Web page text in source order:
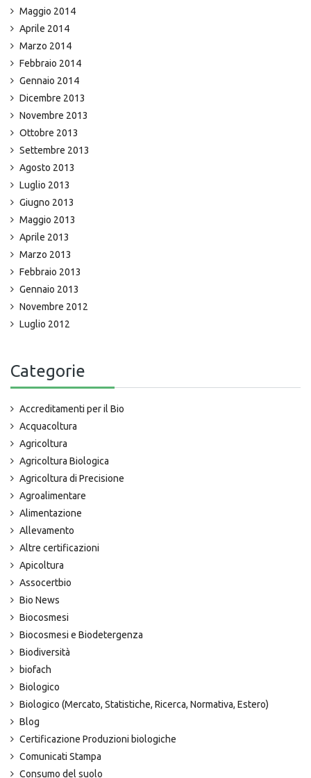
Maggio 2014
Aprile 2014
Marzo 2014
Febbraio 2014
Gennaio 2014
Dicembre 2013
Novembre 2013
Ottobre 2013
Settembre 2013
Agosto 2013
Luglio 2013
Giugno 2013
Maggio 2013
Aprile 2013
Marzo 2013
Febbraio 2013
Gennaio 2013
Novembre 2012
Luglio 2012
Categorie
Accreditamenti per il Bio
Acquacoltura
Agricoltura
Agricoltura Biologica
Agricoltura di Precisione
Agroalimentare
Alimentazione
Allevamento
Altre certificazioni
Apicoltura
Assocertbio
Bio News
Biocosmesi
Biocosmesi e Biodetergenza
Biodiversità
biofach
Biologico
Biologico (Mercato, Statistiche, Ricerca, Normativa, Estero)
Blog
Certificazione Produzioni biologiche
Comunicati Stampa
Consumo del suolo